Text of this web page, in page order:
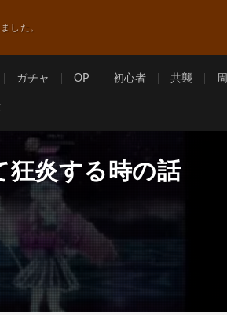
した。
ガチャ OP 初心者 共襲
狂炎する時の話